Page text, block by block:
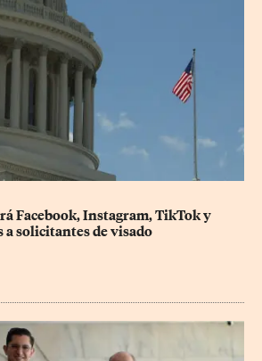
Facebook, Instagram, TikTok y
a solicitantes de visado